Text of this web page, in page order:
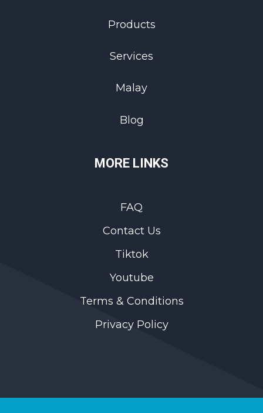
Products
Services
Malay
Blog
MORE LINKS
FAQ
Contact Us
Tiktok
Youtube
Terms & Conditions
Privacy Policy